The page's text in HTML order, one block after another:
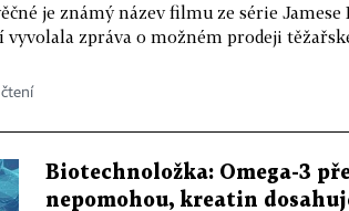
je známý název filmu ze série Jamese
vyvolala zpráva o možném prodeji
Biotechnoložka: Omega-3
nepomohou, kreatin